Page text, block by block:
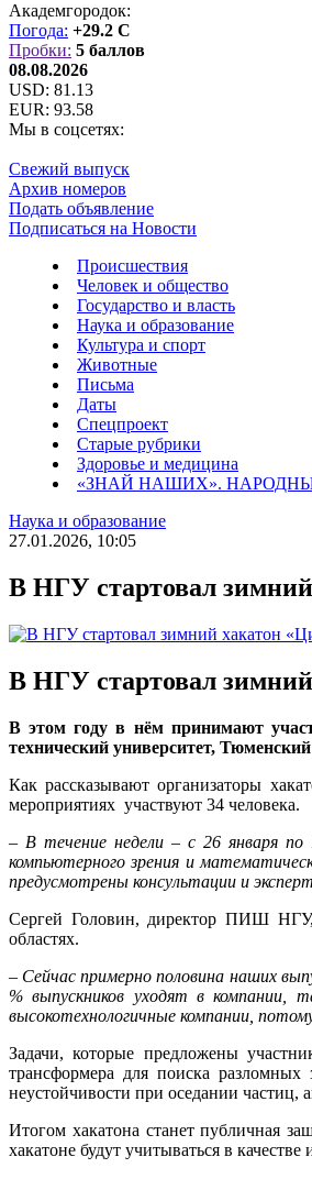
Академгородок:
Погода: +29.2 C
Пробки: 5 баллов
08.08.2026
USD: 81.13
EUR: 93.58
Мы в соцсетях:
Свежий выпуск
Архив номеров
Подать объявление
Подписаться на Новости
Происшествия
Человек и общество
Государство и власть
Наука и образование
Культура и спорт
Животные
Письма
Даты
Спецпроект
Старые рубрики
Здоровье и медицина
«ЗНАЙ НАШИХ».
Наука и образование
27.01.2026, 10:05
В НГУ стартовал
В НГУ стартовал
В этом году в нём принимают
технический университет,
Как рассказывают организаторы
мероприятиях участвуют 34 человека.
– В течение недели – с 26 января по
компьютерного зрения и
предусмотрены консультации и
Сергей Головин, директор ПИШ НГУ,
областях.
– Сейчас примерно половина наших
% выпускников уходят в
высокотехнологичные компании,
Задачи, которые предложены
трансформера для поиска
неустойчивости при оседании
Итогом хакатона станет публичная
хакатоне будут учитываться в